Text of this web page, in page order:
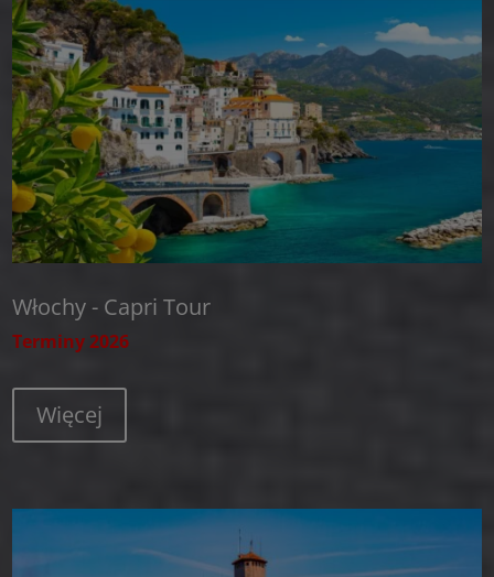
Włochy - Capri Tour
Terminy 2026
Więcej